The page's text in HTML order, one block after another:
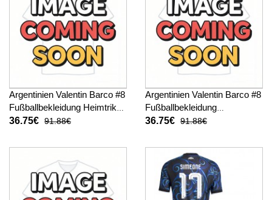
Argentinien Valentin Barco #8
Fußballbekleidung Heimtrikot
Kinder WM 2026 Kurzarm (+
36.75€ 91.88€
Argentinien Valentin Barco #8
Fußballbekleidung
Auswärtstrikot Kinder WM
hosen)
36.75€ 91.88€